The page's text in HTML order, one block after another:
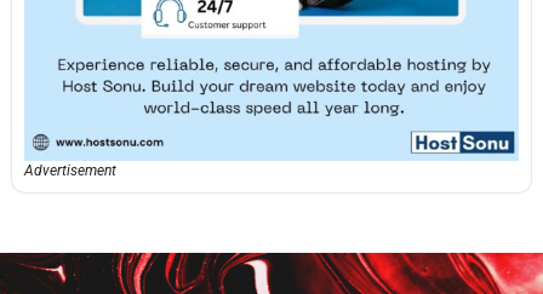
Advertisement